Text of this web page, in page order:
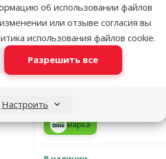
об использовании файлов
или отзыве согласия вы
использования файлов cookie.
Разрешить все
Настроить
Slim
4 кг
Исходная
42,99 €
Цена
33,98 €
100 g: 0,8 €
марка